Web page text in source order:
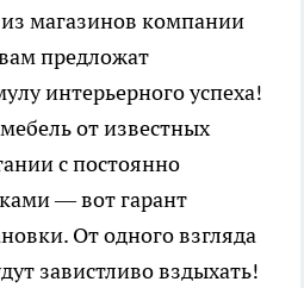
магазинов компании
предложат
интерьерного успеха!
от известных
с постоянно
— вот гарант
От одного взгляда
завистливо вздыхать!